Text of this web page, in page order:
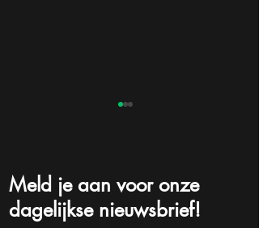
Meld je aan voor onze
dagelijkse nieuwsbrief!